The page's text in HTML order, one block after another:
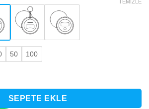
50 100
TEMIZLE
i Aksa Tasarımlı Rozet adet
SEPETE EKLE